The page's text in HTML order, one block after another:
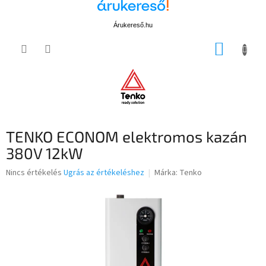
Árukereső.hu
KOSÁR
TENKO ECONOM elektromos kazán
380V 12kW
A
Nincs értékelés Ugrás az értékeléshez Márka: Tenko